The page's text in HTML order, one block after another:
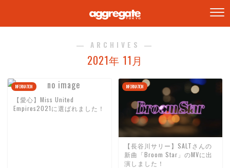
― ARCHIVES ―
2021年 11月
INFORMATION
【愛心】Miss United
Empires2021に選ばれました！
INFORMATION
【長谷川サリー】SALTさんの
新曲「Broom Star」のMVに出
演しました！